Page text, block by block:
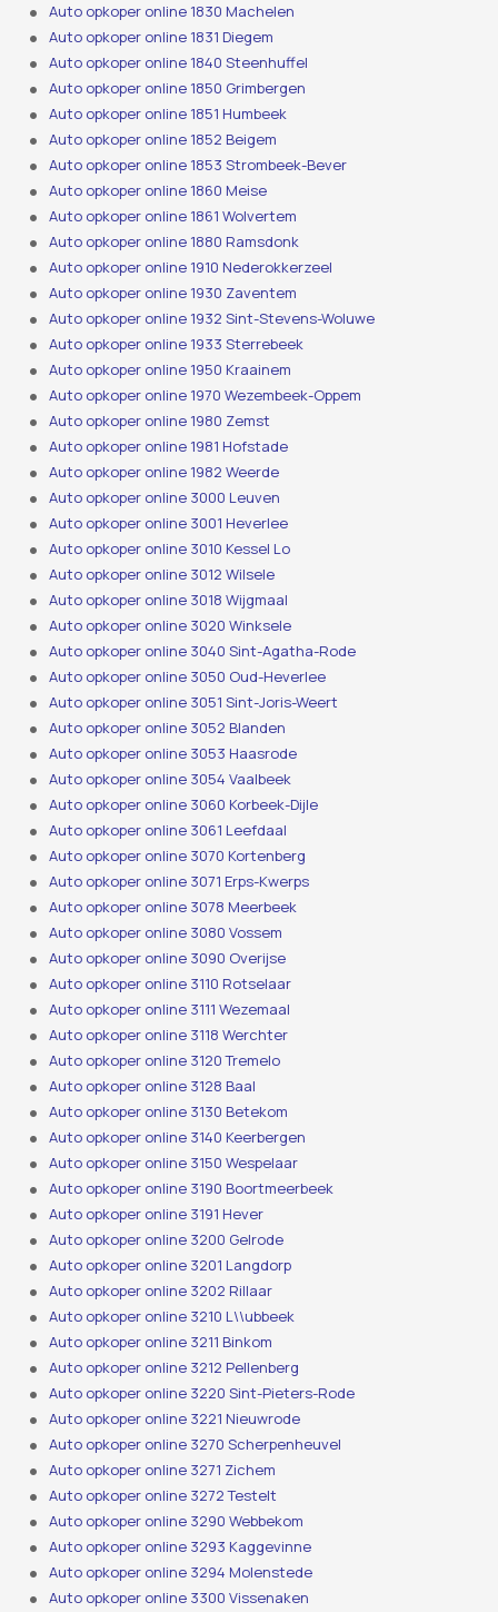
Auto opkoper online 1830 Machelen
Auto opkoper online 1831 Diegem
Auto opkoper online 1840 Steenhuffel
Auto opkoper online 1850 Grimbergen
Auto opkoper online 1851 Humbeek
Auto opkoper online 1852 Beigem
Auto opkoper online 1853 Strombeek-Bever
Auto opkoper online 1860 Meise
Auto opkoper online 1861 Wolvertem
Auto opkoper online 1880 Ramsdonk
Auto opkoper online 1910 Nederokkerzeel
Auto opkoper online 1930 Zaventem
Auto opkoper online 1932 Sint-Stevens-Woluwe
Auto opkoper online 1933 Sterrebeek
Auto opkoper online 1950 Kraainem
Auto opkoper online 1970 Wezembeek-Oppem
Auto opkoper online 1980 Zemst
Auto opkoper online 1981 Hofstade
Auto opkoper online 1982 Weerde
Auto opkoper online 3000 Leuven
Auto opkoper online 3001 Heverlee
Auto opkoper online 3010 Kessel Lo
Auto opkoper online 3012 Wilsele
Auto opkoper online 3018 Wijgmaal
Auto opkoper online 3020 Winksele
Auto opkoper online 3040 Sint-Agatha-Rode
Auto opkoper online 3050 Oud-Heverlee
Auto opkoper online 3051 Sint-Joris-Weert
Auto opkoper online 3052 Blanden
Auto opkoper online 3053 Haasrode
Auto opkoper online 3054 Vaalbeek
Auto opkoper online 3060 Korbeek-Dijle
Auto opkoper online 3061 Leefdaal
Auto opkoper online 3070 Kortenberg
Auto opkoper online 3071 Erps-Kwerps
Auto opkoper online 3078 Meerbeek
Auto opkoper online 3080 Vossem
Auto opkoper online 3090 Overijse
Auto opkoper online 3110 Rotselaar
Auto opkoper online 3111 Wezemaal
Auto opkoper online 3118 Werchter
Auto opkoper online 3120 Tremelo
Auto opkoper online 3128 Baal
Auto opkoper online 3130 Betekom
Auto opkoper online 3140 Keerbergen
Auto opkoper online 3150 Wespelaar
Auto opkoper online 3190 Boortmeerbeek
Auto opkoper online 3191 Hever
Auto opkoper online 3200 Gelrode
Auto opkoper online 3201 Langdorp
Auto opkoper online 3202 Rillaar
Auto opkoper online 3210 L\\ubbeek
Auto opkoper online 3211 Binkom
Auto opkoper online 3212 Pellenberg
Auto opkoper online 3220 Sint-Pieters-Rode
Auto opkoper online 3221 Nieuwrode
Auto opkoper online 3270 Scherpenheuvel
Auto opkoper online 3271 Zichem
Auto opkoper online 3272 Testelt
Auto opkoper online 3290 Webbekom
Auto opkoper online 3293 Kaggevinne
Auto opkoper online 3294 Molenstede
Auto opkoper online 3300 Vissenaken